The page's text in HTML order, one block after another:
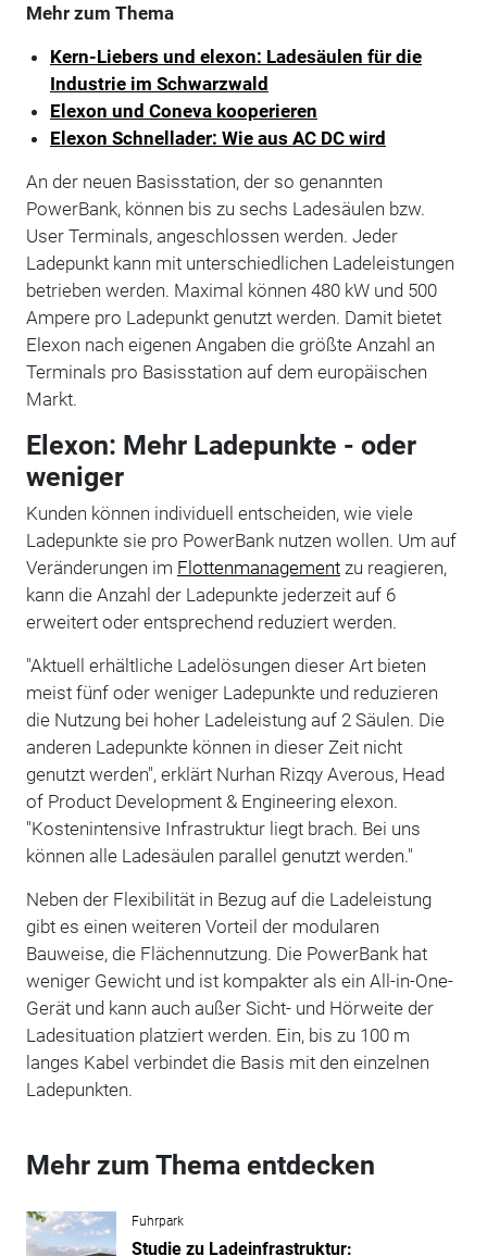
Mehr zum Thema
Kern-Liebers und elexon: Ladesäulen für die
Industrie im Schwarzwald
Elexon und Coneva kooperieren
Elexon Schnellader: Wie aus AC DC wird
An der neuen Basisstation, der so genannten
PowerBank, können bis zu sechs Ladesäulen bzw.
User Terminals, angeschlossen werden. Jeder
Ladepunkt kann mit unterschiedlichen Ladeleistungen
betrieben werden. Maximal können 480 kW und 500
Ampere pro Ladepunkt genutzt werden. Damit bietet
Elexon nach eigenen Angaben die größte Anzahl an
Terminals pro Basisstation auf dem europäischen
Markt.
Elexon: Mehr Ladepunkte - oder
weniger
Kunden können individuell entscheiden, wie viele
Ladepunkte sie pro PowerBank nutzen wollen. Um auf
Veränderungen im Flottenmanagementzu reagieren,
kann die Anzahl der Ladepunkte jederzeit auf 6
erweitert oder entsprechend reduziert werden.
"Aktuell erhältliche Ladelösungen dieser Art bieten
meist fünf oder weniger Ladepunkte und reduzieren
die Nutzung bei hoher Ladeleistung auf 2 Säulen. Die
anderen Ladepunkte können in dieser Zeit nicht
genutzt werden", erklärt Nurhan Rizqy Averous, Head
of Product Development & Engineering elexon.
"Kostenintensive Infrastruktur liegt brach. Bei uns
können alle Ladesäulen parallel genutzt werden."
Neben der Flexibilität in Bezug auf die Ladeleistung
gibt es einen weiteren Vorteil der modularen
Bauweise, die Flächennutzung. Die PowerBank hat
weniger Gewicht und ist kompakter als ein All-in-One-
Gerät und kann auch außer Sicht- und Hörweite der
Ladesituation platziert werden. Ein, bis zu 100 m
langes Kabel verbindet die Basis mit den einzelnen
Ladepunkten.
Mehr zum Thema entdecken
Fuhrpark
Studie zu Ladeinfrastruktur: